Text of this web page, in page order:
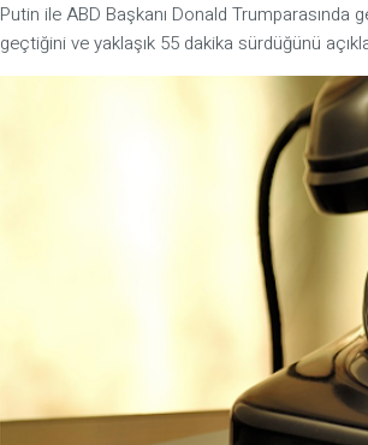
Putin ile ABD Başkanı Donald
geçtiğini ve yaklaşık 55 dakika sürdüğünü